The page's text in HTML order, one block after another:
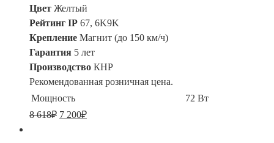
Цвет Желтый
Рейтинг IP 67, 6K9K
Крепление Магнит (до 150 км/ч)
Гарантия 5 лет
Производство КНР
Рекомендованная розничная цена.
Мощность
72 Вт
8 618₽ 7 200₽